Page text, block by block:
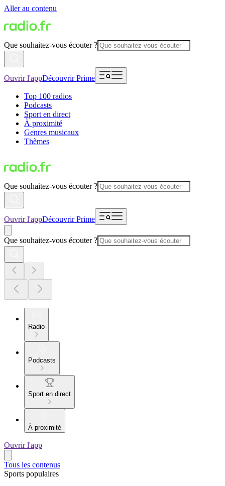
Aller au contenu
Que souhaitez-vous écouter ?
Ouvrir l'appDécouvrir Prime
Top 100 radios
Podcasts
Sport en direct
À proximité
Genres musicaux
Thèmes
Que souhaitez-vous écouter ?
Ouvrir l'appDécouvrir Prime
Que souhaitez-vous écouter ?
Radio
Podcasts
Sport en direct
À proximité
Ouvrir l'app
Tous les contenus
Sports populaires